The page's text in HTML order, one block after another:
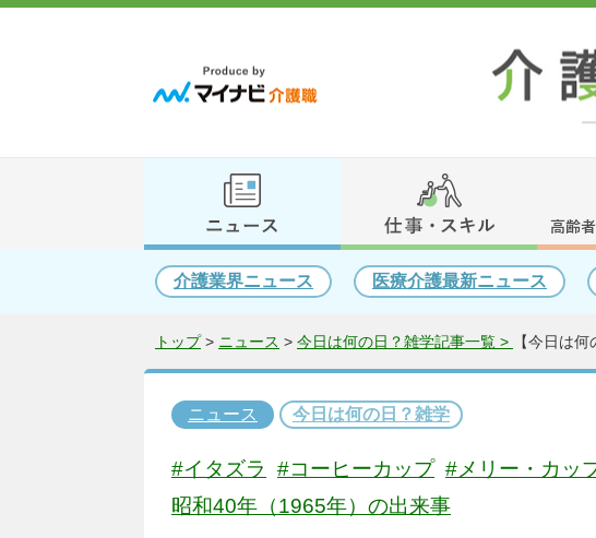
介護業界ニュース 医療介護最新ニュース
トップ> ニュース > 今日は何の日？雑学記事一覧 > 【今日は
ニュース 今日は何の日？雑学
#イタズラ #コーヒーカップ #メリー・カッ
昭和40年（1965年）の出来事